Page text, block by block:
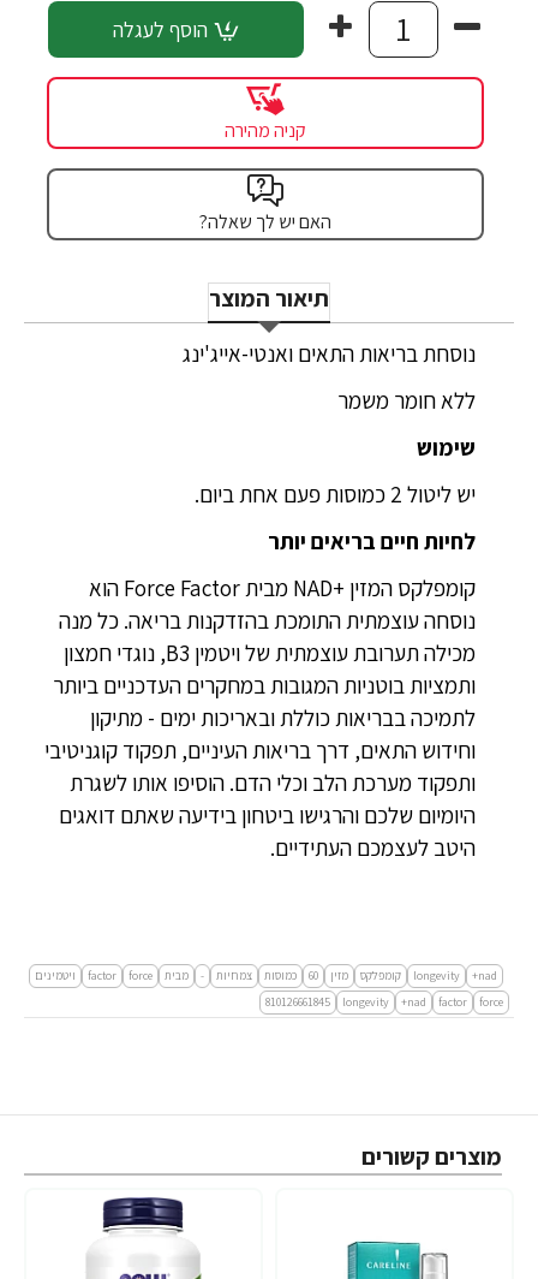
הוסף לעגלה
קניה מהירה
האם יש לך שאלה?
תיאור המוצר
נוסחת בריאות התאים ואנטי-אייג'ינג
ללא חומר משמר
שימוש
יש ליטול 2 כמוסות פעם אחת ביום.
לחיות חיים בריאים יותר
קומפלקס המזין NAD+‎ מבית Force Factor‎ הוא
נוסחה עוצמתית התומכת בהזדקנות בריאה. כל מנה
מכילה תערובת עוצמתית של ויטמין B3, נוגדי חמצון
ותמציות בוטניות המגובות במחקרים העדכניים ביותר
לתמיכה בבריאות כוללת ובאריכות ימים - מתיקון
וחידוש התאים, דרך בריאות העיניים, תפקוד קוגניטיבי
ותפקוד מערכת הלב וכלי הדם. הוסיפו אותו לשגרת
היומיום שלכם והרגישו ביטחון בידיעה שאתם דואגים
היטב לעצמכם העתידיים.
nad+
longevity קומפלקס מזין 60 כמוסות צמחיות - מבית force
factor
ויטמינים
force
factor‏
nad+
longevity
810126661845
מוצרים קשורים